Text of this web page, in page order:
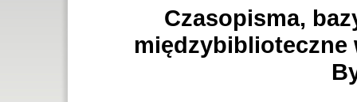
Czasopisma,
międzybiblioteczne